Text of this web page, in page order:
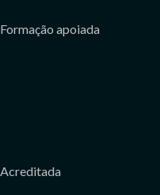
Formação apoiada
Acreditada